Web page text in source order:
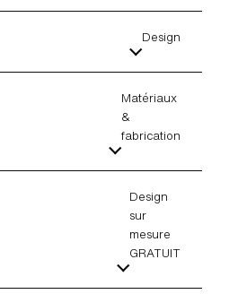
Design
Matériaux
&
fabrication
Design
sur
mesure
GRATUIT